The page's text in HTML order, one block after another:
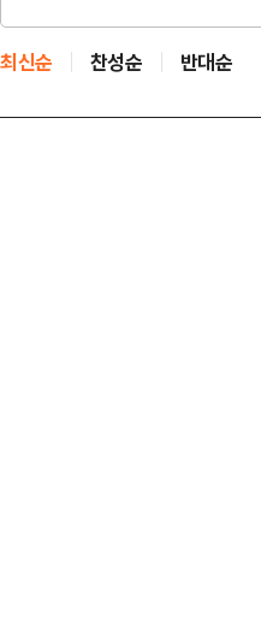
최신순 찬성순 반대순